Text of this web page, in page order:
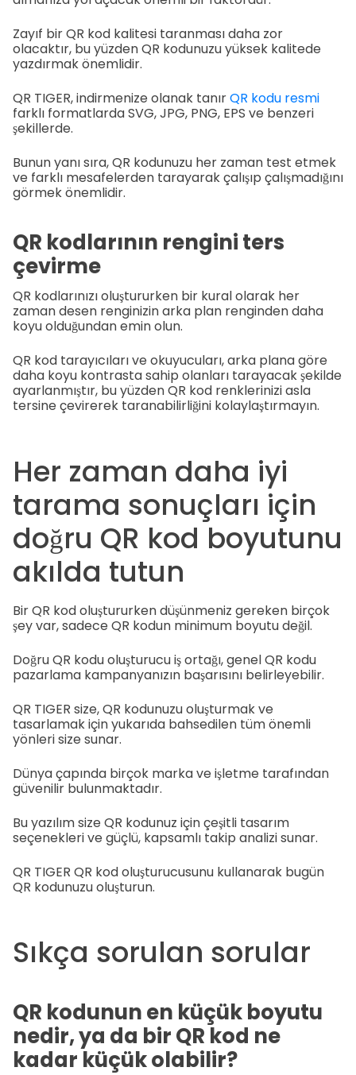
Zayıf bir QR kod kalitesi taranması daha zor
olacaktır, bu yüzden QR kodunuzu yüksek kalitede
yazdırmak önemlidir.
QR TIGER, indirmenize olanak tanırQR kodu resmi
farklı formatlarda SVG, JPG, PNG, EPS ve benzeri
şekillerde.
Bunun yanı sıra, QR kodunuzu her zaman test etmek
ve farklı mesafelerden tarayarak çalışıp çalışmadığını
görmek önemlidir.
QR kodlarının rengini ters
çevirme
QR kodlarınızı oluştururken bir kural olarak her
zaman desen renginizin arka plan renginden daha
koyu olduğundan emin olun.
QR kod tarayıcıları ve okuyucuları, arka plana göre
daha koyu kontrasta sahip olanları tarayacak şekilde
ayarlanmıştır, bu yüzden QR kod renklerinizi asla
tersine çevirerek taranabilirliğini kolaylaştırmayın.
Her zaman daha iyi
tarama sonuçları için
doğru QR kod boyutunu
akılda tutun
Bir QR kod oluştururken düşünmeniz gereken birçok
şey var, sadece QR kodun minimum boyutu değil.
Doğru QR kodu oluşturucu iş ortağı, genel QR kodu
pazarlama kampanyanızın başarısını belirleyebilir.
QR TIGER size, QR kodunuzu oluşturmak ve
tasarlamak için yukarıda bahsedilen tüm önemli
yönleri size sunar.
Dünya çapında birçok marka ve işletme tarafından
güvenilir bulunmaktadır.
Bu yazılım size QR kodunuz için çeşitli tasarım
seçenekleri ve güçlü, kapsamlı takip analizi sunar.
QR TIGER QR kod oluşturucusunu kullanarak bugün
QR kodunuzu oluşturun.
Sıkça sorulan sorular
QR kodunun en küçük boyutu
nedir, ya da bir QR kod ne
kadar küçük olabilir?